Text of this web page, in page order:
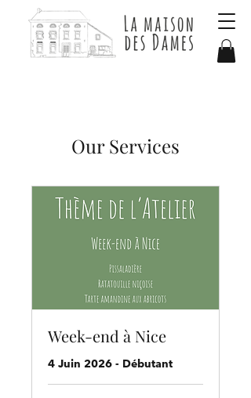
Our Services
Week-end à Nice
4 Juin 2026 - Débutant